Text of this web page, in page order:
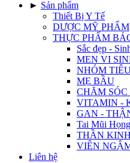
► Sản phẩm
Thiết Bị Y Tế
DƯỢC MỸ PHẨM
THỰC PHẨM
Sắc đẹp -
MEN VI
NHÓM
MẸ BẦU
CHĂM SÓC
VITAMIN -
GAN -
Tai Mũi Họng
THẦN
VIÊN
Liên hệ